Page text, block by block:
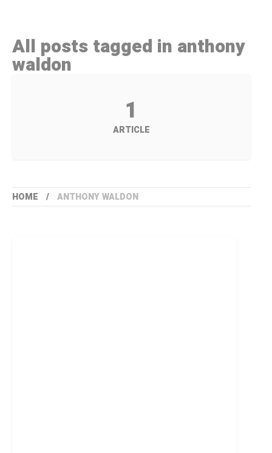
All posts tagged in anthony
waldon
1
ARTICLE
HOME ANTHONY WALDON